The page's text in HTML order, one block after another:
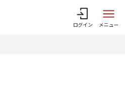
ログイン メニュー